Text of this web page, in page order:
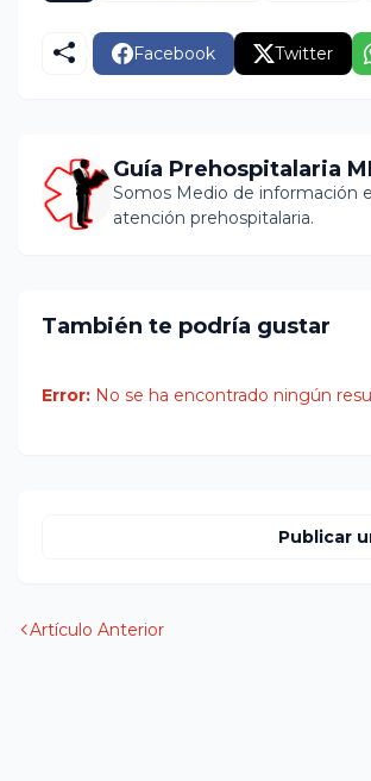
Facebook Twitter
Guía Prehospitalaria
Somos Medio de información
atención prehospitalaria.
También te podría gustar
Error: No se ha encontrado ningún
Publicar
Artículo Anterior